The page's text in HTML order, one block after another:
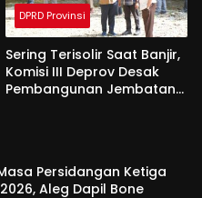
DPRD Provinsi
Sering Terisolir Saat Banjir,
Komisi III Deprov Desak
Pembangunan Jembatan
Persidangan Ketiga
Aleg Dapil Bone